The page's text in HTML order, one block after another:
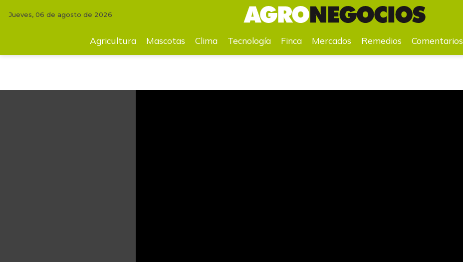
“La caída en precios del huevo es algo que se presenta siempre finalizando cada año”
Jueves, 06 de agosto de 2026
Agricultura Mascotas Clima Tecnología Finca Mercados Remedios Comentarios